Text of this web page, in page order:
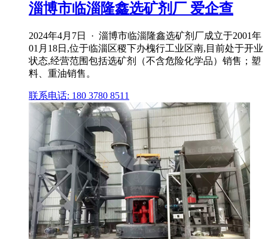
淄博市临淄隆鑫选矿剂厂 爱企查
2024年4月7日 · 淄博市临淄隆鑫选矿剂厂成立于2001年
01月18日,位于临淄区稷下办槐行工业区南,目前处于开业
状态,经营范围包括选矿剂（不含危险化学品）销售；塑
料、重油销售。
联系电话: 180 3780 8511